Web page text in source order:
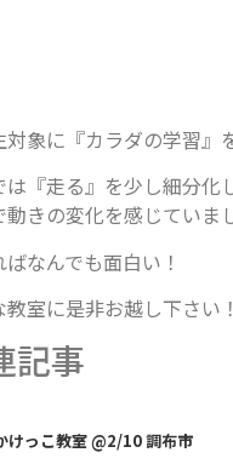
対象に『カラダの学習』
は『走る』を少し細分
動きの変化を感じていま
なんでも面白い！
教室に是非お越し下さい！
記事
けっこ教室 @2/10 調布市